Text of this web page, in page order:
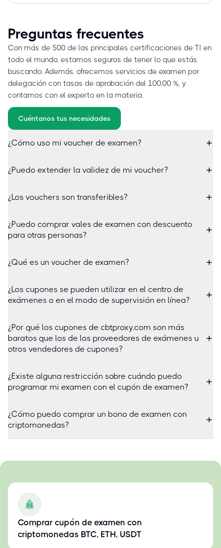
Preguntas frecuentes
Con más de 500 de las principales certificaciones de TI en
todo el mundo, estamos seguros de tener lo que estás
buscando. Además, ofrecemos servicios de examen por
delegación con tasas de aprobación del 100,00 %, y
contamos con el experto en la materia.
Cuéntanos tus necesidades
¿Cómo uso mi voucher de examen?
¿Puedo extender la validez de mi voucher?
¿Los vouchers son transferibles?
¿Puedo comprar vales de examen con descuento
para otras personas?
¿Qué es un voucher de examen?
¿Los cupones se pueden utilizar en el centro de
exámenes o en el modo de supervisión en línea?
¿Por qué los cupones de cbtproxy.com son más
baratos que los de los proveedores de exámenes u
otros vendedores de cupones?
¿Existe alguna restricción sobre cuándo puedo
programar mi examen con el cupón de examen?
¿Cómo puedo comprar un bono de examen con
criptomonedas?
Comprar cupón de examen con
criptomonedas BTC, ETH, USDT